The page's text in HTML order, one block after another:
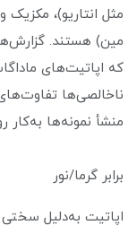
مثل انتاریو)، مکزیک
مین) هستند.
ناخالصی‌ها
منشأ
برابر گرما/نور
اپاتیت به‌دلیل